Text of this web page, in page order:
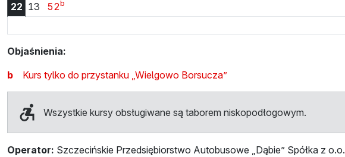
22 13 Godzina 22:13
52b
Objaśnienia:
b
Kurs tylko do przystanku „Wielgowo Borsucza”
Wszystkie kursy obsługiwane są taborem niskopodłogowym.
Operator: Szczecińskie Przedsiębiorstwo Autobusowe „Dąbie” Spółka z o.o.